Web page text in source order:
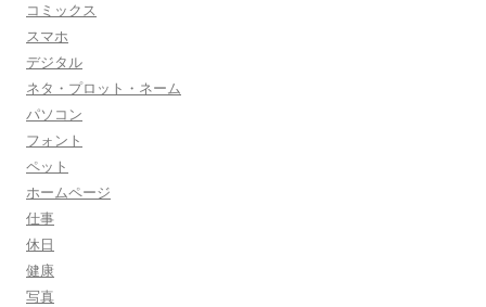
コミックス
スマホ
デジタル
ネタ・プロット・ネーム
パソコン
フォント
ペット
ホームページ
仕事
休日
健康
写真